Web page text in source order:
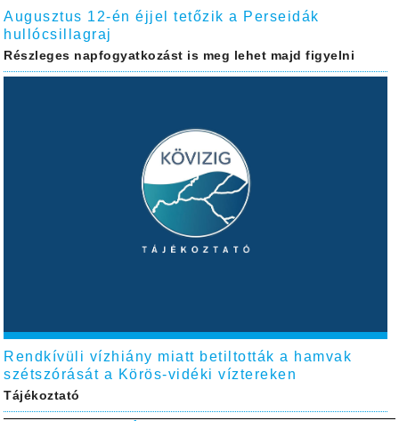
Augusztus 12-én éjjel tetőzik a Perseidák
hullócsillagraj
Részleges napfogyatkozást is meg lehet majd figyelni
Rendkívüli vízhiány miatt betiltották a hamvak
szétszórását a Körös-vidéki víztereken
Tájékoztató